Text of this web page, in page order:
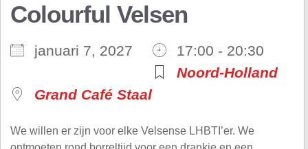
Colourful Velsen
januari 7, 2027 17:00 - 20:30
Grand Café Staal
Noord-Holland
We willen er zijn voor elke Velsense LHBTI’er. We